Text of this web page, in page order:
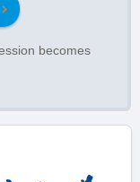
becomes